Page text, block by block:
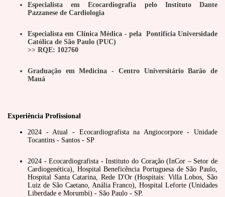
Especialista em Ecocardiografia pelo Instituto Dante
Pazzanese de Cardiologia
Especialista em Clínica Médica - pela Pontifícia Universidade
Católica de São Paulo (PUC)
>> RQE: 102760
Graduação em Medicina - Centro Universitário Barão de
Mauá
Experiência Profissional
2024 - Atual - Ecocardiografista na Angiocorpore - Unidade
Tocantins - Santos - SP
2024 - Ecocardiografista - Instituto do Coração (InCor – Setor de
Cardiogenética), Hospital Beneficência Portuguesa de São Paulo,
Hospital Santa Catarina, Rede D'Or (Hospitais: Villa Lobos, São
Luiz de São Caetano, Anália Franco), Hospital Leforte (Unidades
Liberdade e Morumbi) - São Paulo - SP.